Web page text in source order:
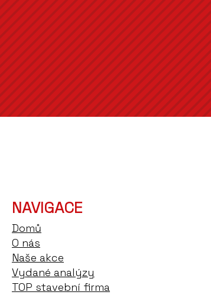
NAVIGACE
Domů
O nás
Naše akce
Vydané analýzy
TOP stavební firma